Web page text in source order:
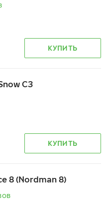
КУПИТЬ
C3
КУПИТЬ
8 (Nordman 8)